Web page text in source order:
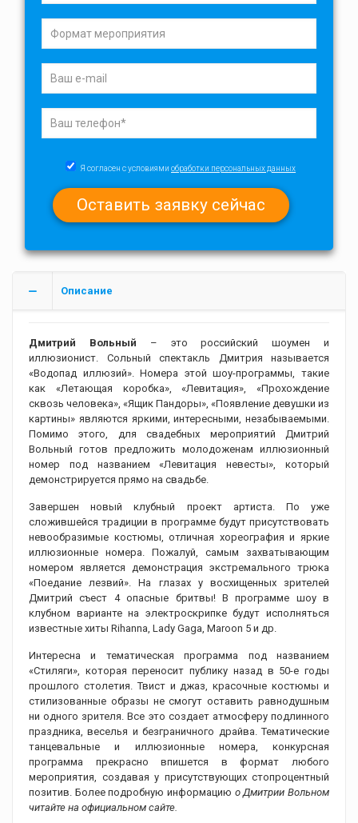
Я согласен с условиями обработки персональных данных
Описание
Дмитрий Вольный – это российский шоумен и
иллюзионист. Сольный спектакль Дмитрия называется
«Водопад иллюзий». Номера этой шоу-программы, такие
как «Летающая коробка», «Левитация», «Прохождение
сквозь человека», «Ящик Пандоры», «Появление девушки из
картины» являются яркими, интересными, незабываемыми.
Помимо этого, для свадебных мероприятий Дмитрий
Вольный готов предложить молодоженам иллюзионный
номер под названием «Левитация невесты», который
демонстрируется прямо на свадьбе.
Завершен новый клубный проект артиста. По уже
сложившейся традиции в программе будут присутствовать
невообразимые костюмы, отличная хореография и яркие
иллюзионные номера. Пожалуй, самым захватывающим
номером является демонстрация экстремального трюка
«Поедание лезвий». На глазах у восхищенных зрителей
Дмитрий съест 4 опасные бритвы! В программе шоу в
клубном варианте на электроскрипке будут исполняться
известные хиты Rihanna, Lady Gaga, Maroon 5 и др.
Интересна и тематическая программа под названием
«Стиляги», которая переносит публику назад в 50-е годы
прошлого столетия. Твист и джаз, красочные костюмы и
стилизованные образы не смогут оставить равнодушным
ни одного зрителя. Все это создает атмосферу подлинного
праздника, веселья и безграничного драйва. Тематические
танцевальные и иллюзионные номера, конкурсная
программа прекрасно впишется в формат любого
мероприятия, создавая у присутствующих стопроцентный
позитив. Более подробную информацию о Дмитрии Вольном
читайте на официальном сайте.